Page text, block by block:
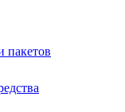
пакетов